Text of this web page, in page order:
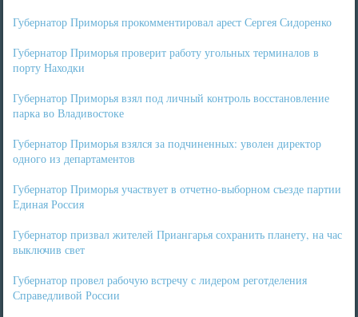
Губернатор Приморья прокомментировал арест Сергея Сидоренко
Губернатор Приморья проверит работу угольных терминалов в
порту Находки
Губернатор Приморья взял под личный контроль восстановление
парка во Владивостоке
Губернатор Приморья взялся за подчиненных: уволен директор
одного из департаментов
Губернатор Приморья участвует в отчетно-выборном съезде партии
Единая Россия
Губернатор призвал жителей Приангарья сохранить планету, на час
выключив свет
Губернатор провел рабочую встречу с лидером реготделения
Справедливой России